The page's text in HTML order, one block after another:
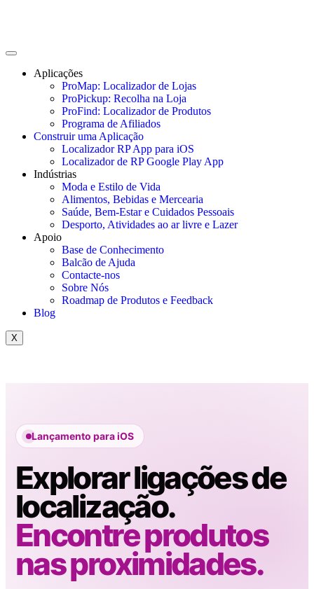
Aplicações
ProMap: Localizador de Lojas
ProPickup: Recolha na Loja
ProFind: Localizador de Produtos
Programa de Afiliados
Construir uma Aplicação
Localizador RP App para iOS
Localizador de RP Google Play App
Indústrias
Moda e Estilo de Vida
Alimentos, Bebidas e Mercearia
Saúde, Bem-Estar e Cuidados Pessoais
Desporto, Atividades ao ar livre e Lazer
Apoio
Base de Conhecimento
Balcão de Ajuda
Contacte-nos
Sobre Nós
Roadmap de Produtos e Feedback
Blog
X
Lançamento para iOS
Explorar ligações de
localização.
Encontre produtos
nas proximidades.